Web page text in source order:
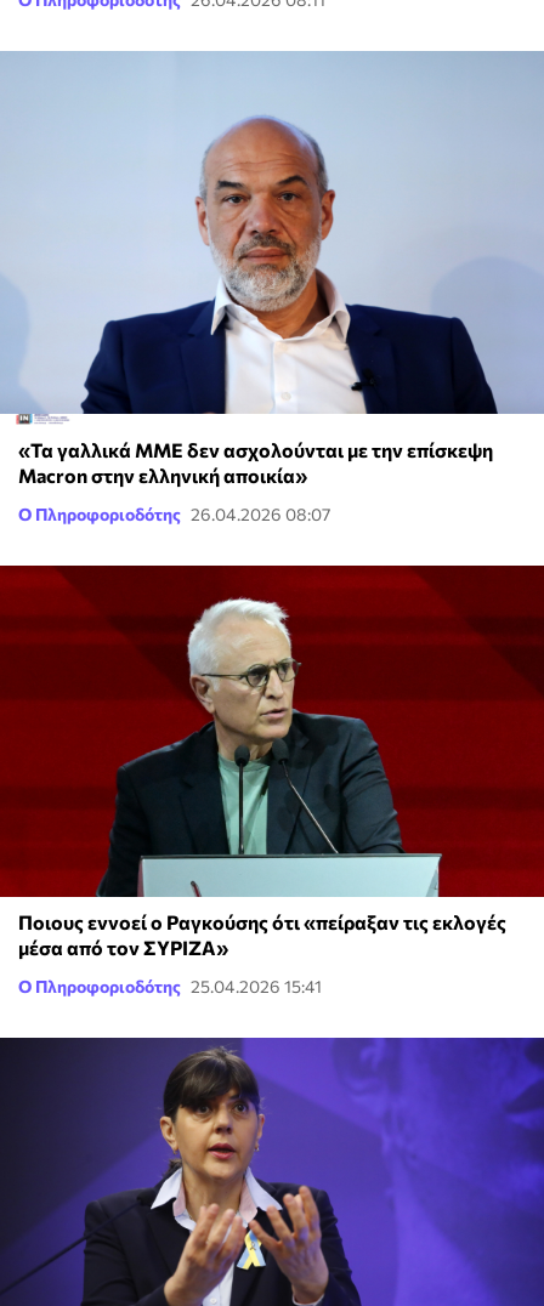
«Τα γαλλικά ΜΜΕ δεν ασχολούνται με την επίσκεψη
Macron στην ελληνική αποικία»
Ο Πληροφοριοδότης 26.04.2026 08:07
Ποιους εννοεί ο Ραγκούσης ότι «πείραξαν τις εκλογές
μέσα από τον ΣΥΡΙΖΑ»
Ο Πληροφοριοδότης 25.04.2026 15:41